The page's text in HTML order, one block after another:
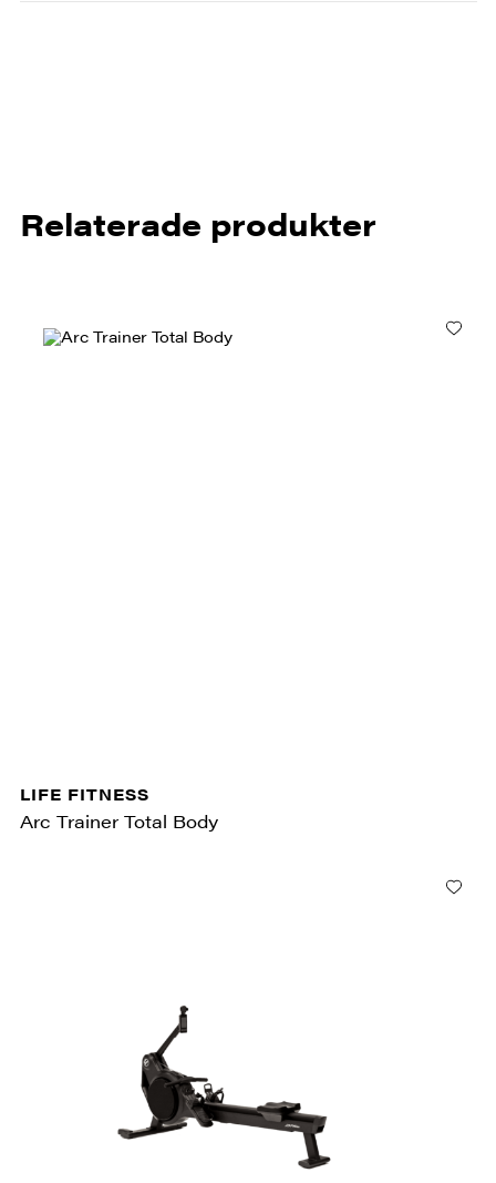
Relaterade produkter
LIFE FITNESS
Arc Trainer Total Body